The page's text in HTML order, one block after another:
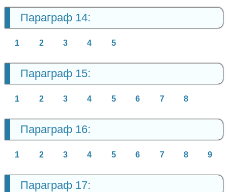
Параграф 14:
1 2 3 4 5
Параграф 15:
1 2 3 4 5 6 7 8
Параграф 16:
1 2 3 4 5 6 7 8 9
Параграф 17: